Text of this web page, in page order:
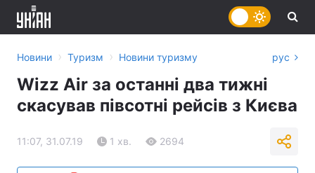
Новини › Туризм › Новини туризму рус
Wizz Air за останні два тижні
скасував півсотні рейсів з Києва
11:07, 31.07.19 1 хв. 2694